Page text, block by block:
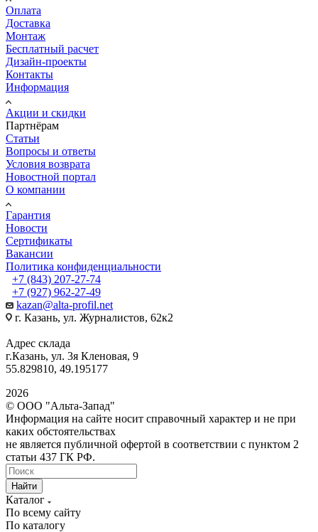
Оплата
Доставка
Монтаж
Бесплатный расчет
Дизайн-проекты
Контакты
Информация
Акции и скидки
Партнёрам
Статьи
Вопросы и ответы
Условия возврата
Новостной портал
О компании
Гарантия
Новости
Сертификаты
Вакансии
Политика конфиденциальности
+7 (843) 207-27-74
+7 (927) 962-27-49
kazan@alta-profil.net
г. Казань, ул. Журналистов, 62к2
Адрес склада
г.Казань, ул. 3я Кленовая, 9
55.829810, 49.195177
2026
© ООО "Альта-Запад"
Информация на сайте носит справочный характер и не при
каких обстоятельствах
не является публичной офертой в соответствии с пунктом 2
статьи 437 ГК РФ.
Найти
Каталог
По всему сайту
По каталогу